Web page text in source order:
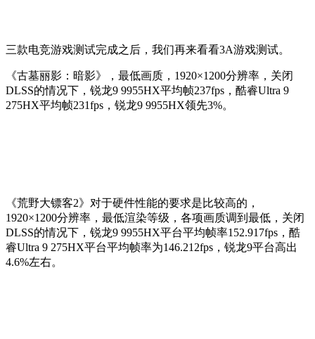
三款电竞游戏测试完成之后，我们再来看看3A游戏测试。
《古墓丽影：暗影》，最低画质，1920×1200分辨率，关闭
DLSS的情况下，锐龙9 9955HX平均帧237fps，酷睿Ultra 9
275HX平均帧231fps，锐龙9 9955HX领先3%。
《荒野大镖客2》对于硬件性能的要求是比较高的，
1920×1200分辨率，最低渲染等级，各项画质调到最低，关闭
DLSS的情况下，锐龙9 9955HX平台平均帧率152.917fps，酷
睿Ultra 9 275HX平台平均帧率为146.212fps，锐龙9平台高出
4.6%左右。